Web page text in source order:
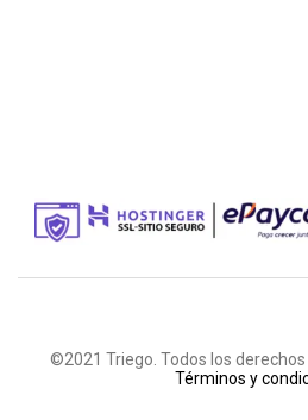
©2021 Triego. Todos los derechos
Términos y